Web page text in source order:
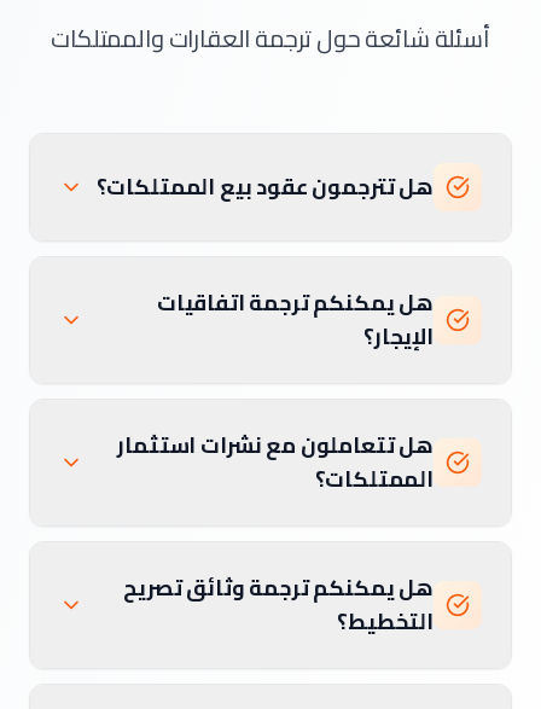
أسئلة شائعة حول ترجمة العقارات والممتلكات
هل تترجمون عقود بيع الممتلكات؟
هل يمكنكم ترجمة اتفاقيات
الإيجار؟
هل تتعاملون مع نشرات استثمار
الممتلكات؟
هل يمكنكم ترجمة وثائق تصريح
التخطيط؟